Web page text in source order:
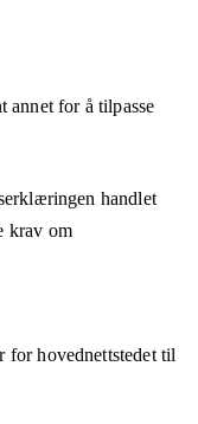
annet for å tilpasse
handlet
krav om
for hovednettstedet til